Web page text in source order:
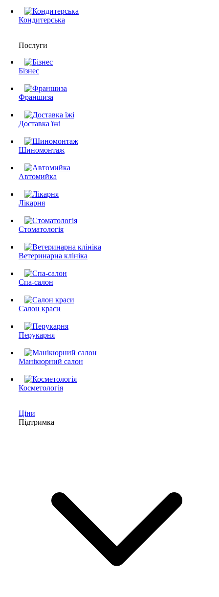
Кондитерська
Послуги
Бізнес
Франшиза
Доставка їжі
Шиномонтаж
Автомийка
Лікарня
Стоматологія
Ветеринарна клініка
Спа-салон
Салон краси
Перукарня
Манікюрний салон
Косметологія
Ціни
Підтримка